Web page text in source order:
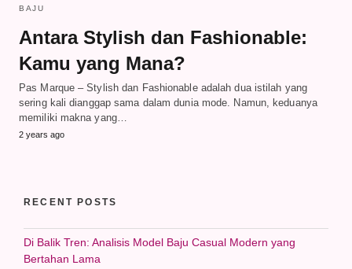
BAJU
Antara Stylish dan Fashionable:
Kamu yang Mana?
Pas Marque – Stylish dan Fashionable adalah dua istilah yang
sering kali dianggap sama dalam dunia mode. Namun, keduanya
memiliki makna yang…
2 years ago
RECENT POSTS
Di Balik Tren: Analisis Model Baju Casual Modern yang
Bertahan Lama